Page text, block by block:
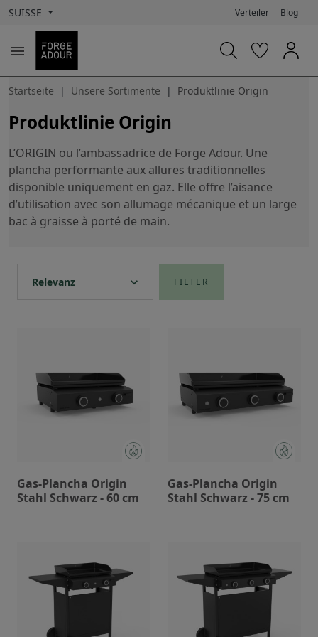
SUISSE Verteiler Blog

Startseite Unsere Sortimente Produktlinie Origin
Produktlinie Origin
L’ORIGIN ou l’ambassadrice de Forge Adour. Une
plancha performante aux allures traditionnelles
disponible uniquement en gaz. Elle offre l’aisance
d’utilisation avec son allumage mécanique et un large
bac à graisse à porté de main.
Relevanz expand_more FILTER
Gas-Plancha Origin
Stahl Schwarz - 60 cm
Gas-Plancha Origin
Stahl Schwarz - 75 cm